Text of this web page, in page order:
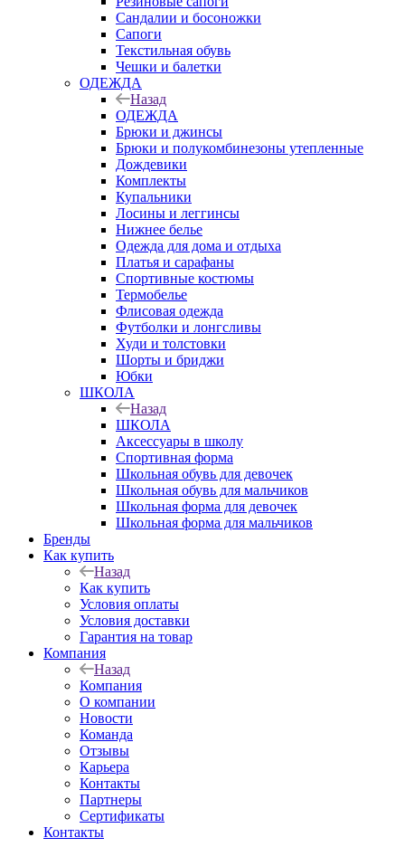
Сандалии и босоножки
Сапоги
Текстильная обувь
Чешки и балетки
ОДЕЖДА
Назад
ОДЕЖДА
Брюки и джинсы
Брюки и полукомбинезоны утепленные
Дождевики
Комплекты
Купальники
Лосины и леггинсы
Нижнее белье
Одежда для дома и отдыха
Платья и сарафаны
Спортивные костюмы
Термобелье
Флисовая одежда
Футболки и лонгсливы
Худи и толстовки
Шорты и бриджи
Юбки
ШКОЛА
Назад
ШКОЛА
Аксессуары в школу
Спортивная форма
Школьная обувь для девочек
Школьная обувь для мальчиков
Школьная форма для девочек
Школьная форма для мальчиков
Бренды
Как купить
Назад
Как купить
Условия оплаты
Условия доставки
Гарантия на товар
Компания
Назад
Компания
О компании
Новости
Команда
Отзывы
Карьера
Контакты
Партнеры
Сертификаты
Контакты